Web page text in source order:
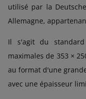
utilisé par la
Allemagne,
Il s'agit du
maximales de 353 ×
au format d'une
avec une épaisseur